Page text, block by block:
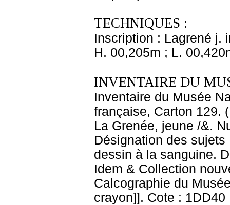
TECHNIQUES :
Inscription : Lagrené j.
H. 00,205m ; L.
INVENTAIRE DU
Inventaire du Musée
française, Carton 129.
La Grenée, jeune /&.
Désignation des
dessin à la sanguine.
Idem & Collection
Calcographie du
crayon]]. Cote : 1DD40